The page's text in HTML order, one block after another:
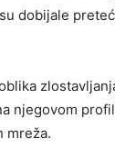
dobijale
njegovom
mreža.